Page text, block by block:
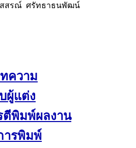
สสรณ์ ศรัทธาธนพัฒน์
ความ
ผู้แต่ง
ตีพิมพ์ผลงาน
ารพิมพ์